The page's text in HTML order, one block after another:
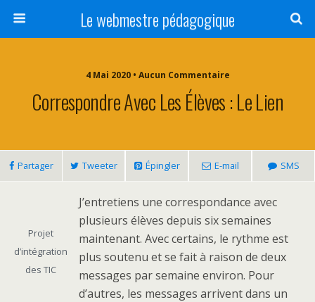
Le webmestre pédagogique
4 Mai 2020 • Aucun Commentaire
Correspondre Avec Les Élèves : Le Lien
Partager Tweeter Épingler E-mail SMS
Projet
d’intégration
des TIC
J’entretiens une correspondance avec
plusieurs élèves depuis six semaines
maintenant. Avec certains, le rythme est
plus soutenu et se fait à raison de deux
messages par semaine environ. Pour
d’autres, les messages arrivent dans un